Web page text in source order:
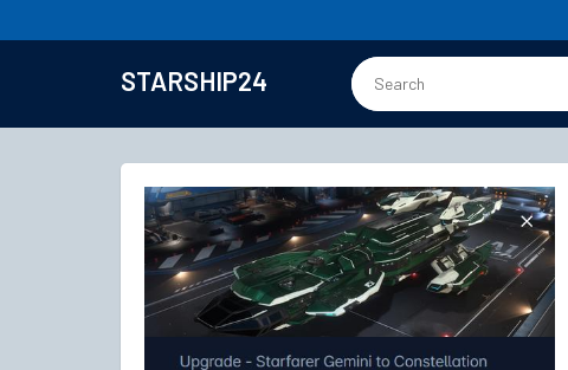
STARSHIP24